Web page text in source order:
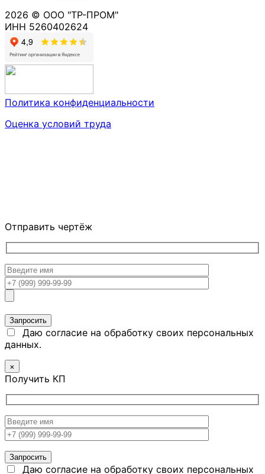
2026 © ООО "ТР-ПРОМ"
ИНН 5260402624
Политика конфиденциальности
Оценка условий труда
Отправить чертёж
Даю согласие на обработку своих персональных
данных.
×
Получить КП
Даю согласие на обработку своих персональных